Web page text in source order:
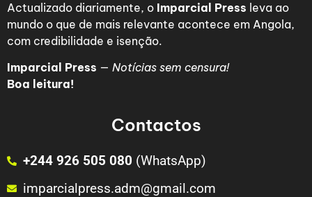
Actualizado diariamente, o Imparcial Press leva ao
mundo o que de mais relevante acontece em Angola,
com credibilidade e isenção.
Imparcial Press — Notícias sem censura!
Boa leitura!
Contactos
+244 926 505 080 (WhatsApp)
imparcialpress.adm@gmail.com